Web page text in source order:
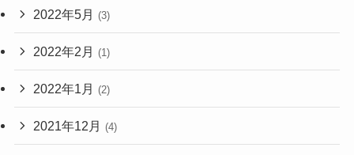
2022年5月 (3)
2022年2月 (1)
2022年1月 (2)
2021年12月 (4)